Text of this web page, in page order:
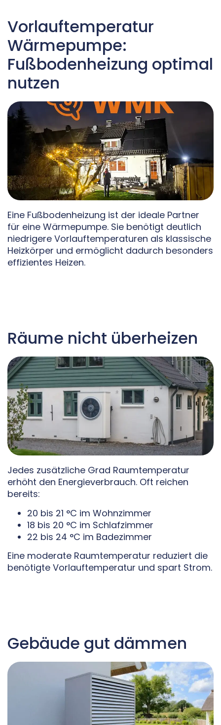
Vorlauftemperatur
Wärmepumpe:
Fußbodenheizung optimal
nutzen
Eine Fußbodenheizung ist der ideale Partner
für eine Wärmepumpe. Sie benötigt deutlich
niedrigere Vorlauftemperaturen als klassische
Heizkörper und ermöglicht dadurch besonders
effizientes Heizen.
Räume nicht überheizen
Jedes zusätzliche Grad Raumtemperatur
erhöht den Energieverbrauch. Oft reichen
bereits:
20 bis 21 °C im Wohnzimmer
18 bis 20 °C im Schlafzimmer
22 bis 24 °C im Badezimmer
Eine moderate Raumtemperatur reduziert die
benötigte Vorlauftemperatur und spart Strom.
Gebäude gut dämmen